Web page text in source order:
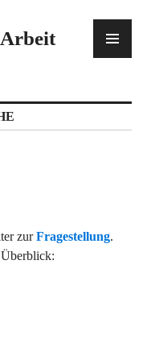
zurFragestellung.